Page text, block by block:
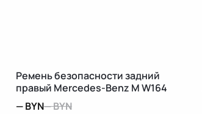
Ремень безопасности задний
правый Mercedes-Benz M W164
—BYN—BYN